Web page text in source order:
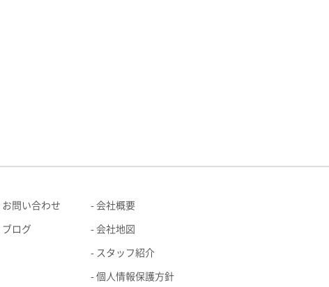
お問い合わせ
ブログ
会社概要
会社地図
スタッフ紹介
個人情報保護方針